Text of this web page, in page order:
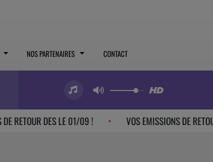
NOS PARTENAIRES CONTACT
DES LE 01/09 ! VOS EMISSIONS DE RETOUR DES